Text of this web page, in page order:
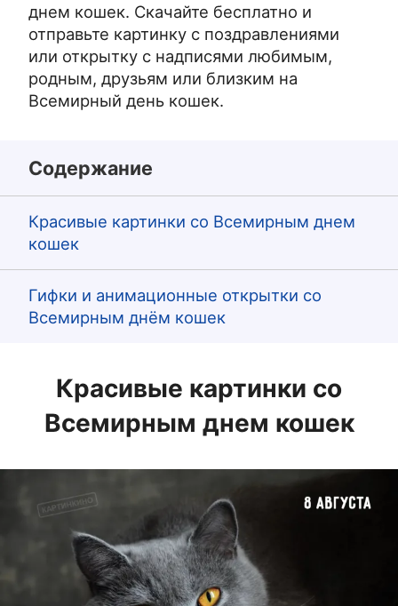
днем кошек. Скачайте бесплатно и
отправьте картинку с поздравлениями
или открытку с надписями любимым,
родным, друзьям или близким на
Всемирный день кошек.
Содержание
Красивые картинки со Всемирным днем
кошек
Гифки и анимационные открытки со
Всемирным днём кошек
Красивые картинки со
Всемирным днем кошек